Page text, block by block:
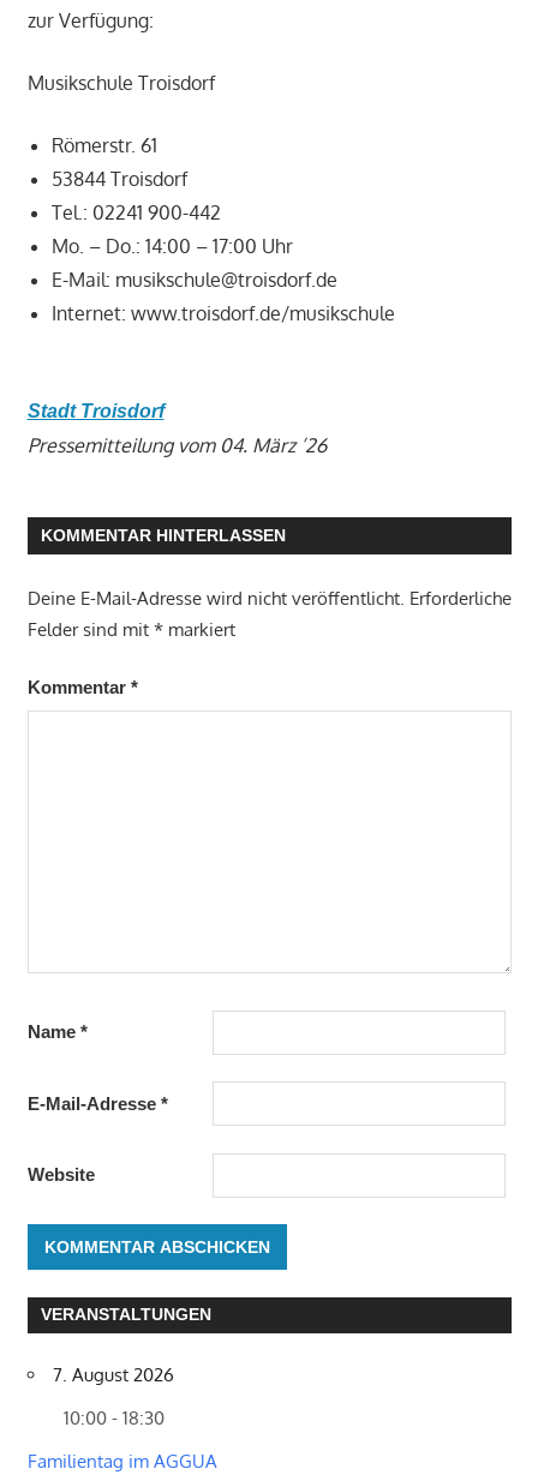
zur Verfügung:
Musikschule Troisdorf
Römerstr. 61
53844 Troisdorf
Tel.: 02241 900-442
Mo. – Do.: 14:00 – 17:00 Uhr
E-Mail: musikschule@troisdorf.de
Internet: www.troisdorf.de/musikschule
Stadt Troisdorf
Pressemitteilung vom 04. März ’26
KOMMENTAR HINTERLASSEN
Deine E-Mail-Adresse wird nicht veröffentlicht. Erforderliche
Felder sind mit *markiert
Kommentar *
Name *
E-Mail-Adresse *
Website
VERANSTALTUNGEN
7. August 2026
10:00 - 18:30
Familientag im AGGUA